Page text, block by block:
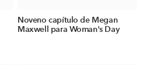
Noveno capítulo de Megan
Maxwell para Woman's Day